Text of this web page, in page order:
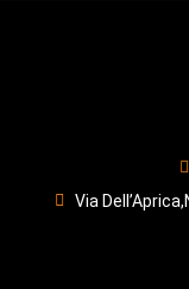
Via